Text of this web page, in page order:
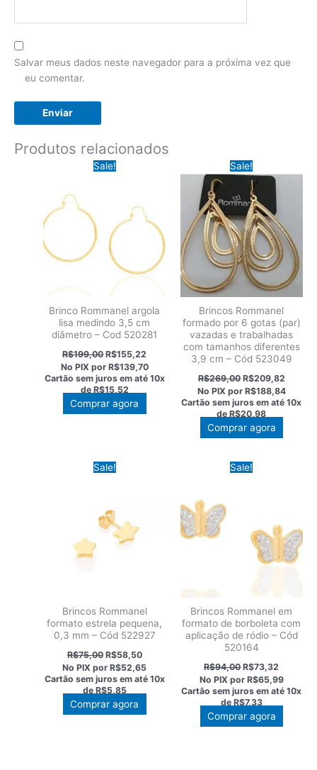
Salvar meus dados neste navegador para a próxima vez que
eu comentar.
Produtos relacionados
Sale!
Brinco Rommanel argola
lisa medindo 3,5 cm
diâmetro – Cod 520281
R$199,00O
preço
original
era:
R$199,00.
R$155,22
preço
atual
é:
R$155,22.
No PIX por R$139,70
Cartão sem juros em até 10x
deR$15,52
Comprar agora
Sale!
Brincos Rommanel
formado por 6 gotas (par)
vazadas e trabalhadas
com tamanhos diferentes
3,9 cm – Cód 523049
R$269,00 O
preço
original
era:
R$269,00.
R$209,82O
preço
atual
é:
No PIX por R$188,84
Cartão sem juros em até10x
de R$20,98
Comprar agora
Sale!
Brincos Rommanel
formato estrela pequena,
0,3 mm – Cód 522927
R$75,00 O
preço
original
era:
R$75,00.
R$58,50O
preço
atual
é:
R$58,50.
No PIX porR$52,65
Cartão sem juros em até 10x
deR$5,85
Comprar agora
Sale!
Brincos Rommanel em
formato de borboleta com
aplicação de ródio – Cód
520164
R$94,00O
preço
original
era:
R$94,00.
R$73,32
preço
atual
é:
R$73,32.
No PIX por R$65,99
Cartão sem juros em até10x
deR$7,33
Comprar agora